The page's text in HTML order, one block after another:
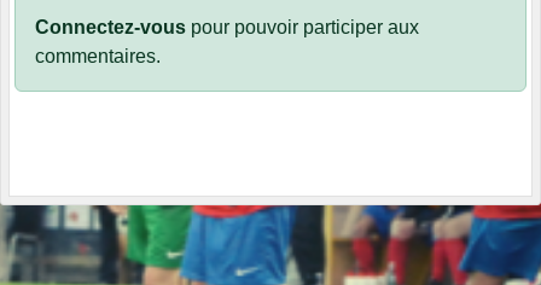
Connectez-vous pour pouvoir participer aux
commentaires.